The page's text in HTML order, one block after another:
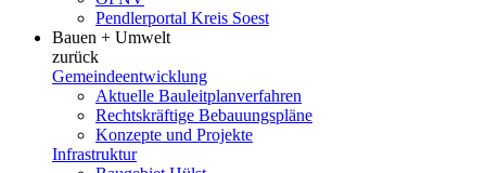
Pendlerportal Kreis Soest
Bauen + Umwelt
zurück
Gemeindeentwicklung
Aktuelle Bauleitplanverfahren
Rechtskräftige Bebauungspläne
Konzepte und Projekte
Infrastruktur